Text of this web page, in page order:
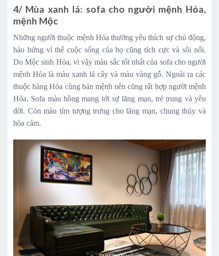
4/ Mùa xanh lá: sofa cho người mệnh Hỏa,
mệnh Mộc
Những người thuộc mệnh Hỏa thường yêu thích sự chủ động,
hào hứng vì thế cuộc sống của họ cũng tích cực và sôi nổi.
Do Mộc sinh Hỏa, vì vậy màu sắc tốt nhất của sofa cho người
mệnh Hỏa là màu xanh lá cây và màu vàng gỗ. Ngoài ra các
thuộc hàng Hỏa cùng bản mệnh nên cũng rất hợp người mệnh
Hỏa. Sofa màu hồng mang tới sự lãng mạn, trẻ trung và yêu
đời. Còn màu tím tượng trưng cho lãng mạn, chung thủy và
hòa cảm.